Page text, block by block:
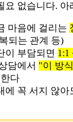
요 없습니다.
마음에 걸리는
되는 관계 등)
부담되면 1:1
담에서 "이 방
다
꼭 서지 않아